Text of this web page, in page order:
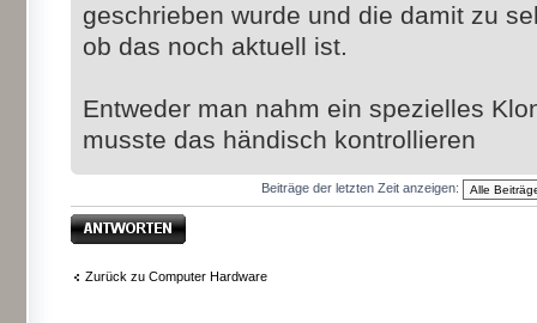
geschrieben wurde und die damit zu
ob das noch aktuell ist.
Entweder man nahm ein spezielles
musste das händisch kontrollieren
Beiträge der letzten Zeit anzeigen:
Antwort erstellen
Zurück zu Computer Hardware